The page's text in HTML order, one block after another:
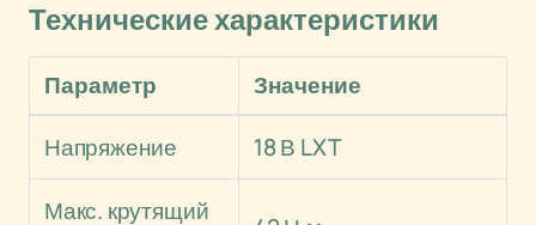
Технические характеристики
Параметр Значение
Напряжение 18 В LXT
Макс. крутящий